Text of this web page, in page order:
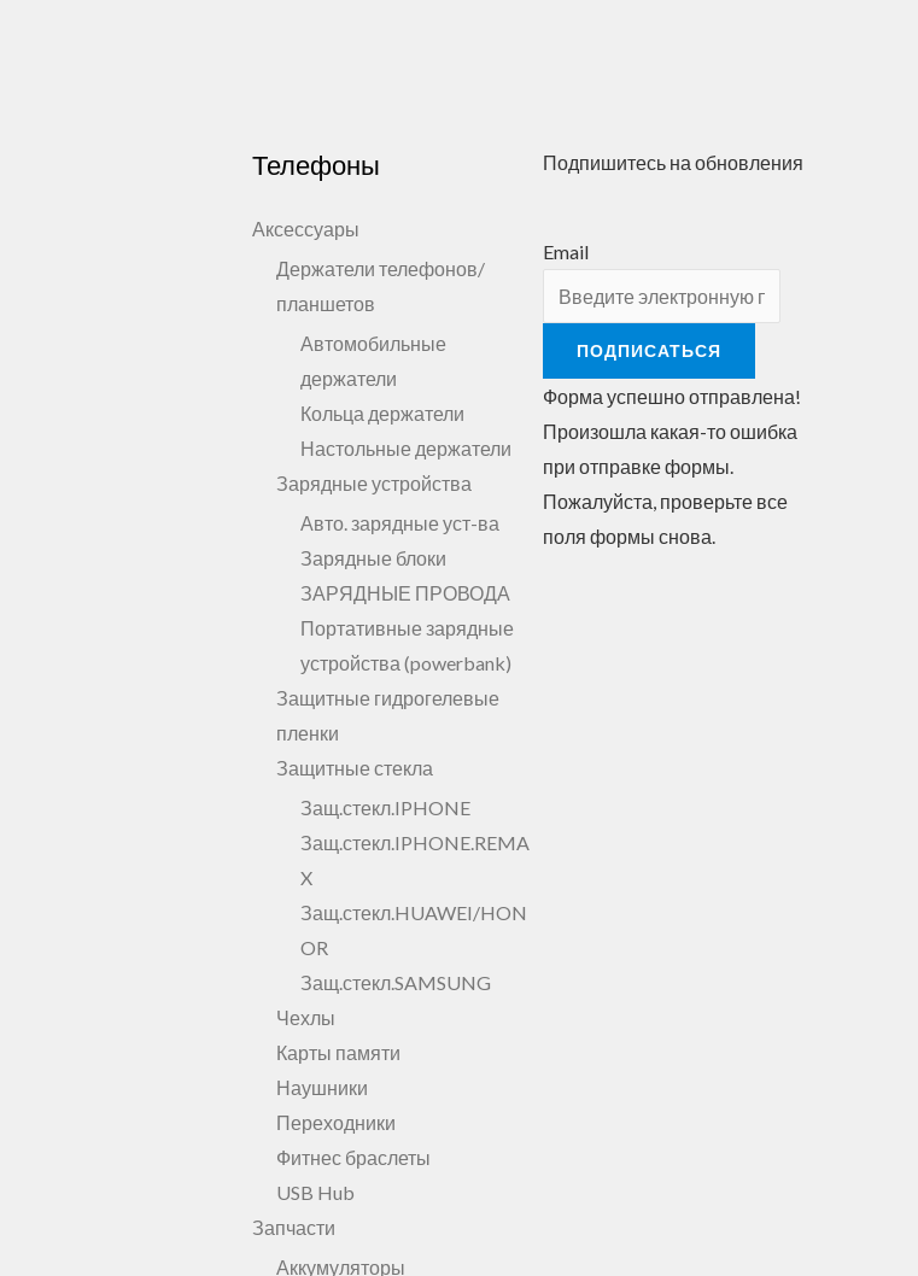
Телефоны
Аксессуары
Держатели телефонов/
планшетов
Автомобильные
держатели
Кольца держатели
Настольные держатели
Зарядные устройства
Авто. зарядные уст-ва
Зарядные блоки
ЗАРЯДНЫЕ ПРОВОДА
Портативные зарядные
устройства (powerbank)
Защитные гидрогелевые
пленки
Защитные стекла
Защ.стекл.IPHONE
Защ.стекл.IPHONE.REMA
X
Защ.стекл.HUAWEI/HON
OR
Защ.стекл.SAMSUNG
Чехлы
Карты памяти
Наушники
Переходники
Фитнес браслеты
USB Hub
Запчасти
Аккумуляторы
Подпишитесь на обновления
Email
ПОДПИСАТЬСЯ
Форма успешно отправлена!
Произошла какая-то ошибка
при отправке формы.
Пожалуйста, проверьте все
поля формы снова.